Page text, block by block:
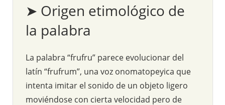
➤ Origen etimológico de
la palabra
La palabra “frufru” parece evolucionar del
latín “frufrum”, una voz onomatopeyica que
intenta imitar el sonido de un objeto ligero
moviéndose con cierta velocidad pero de